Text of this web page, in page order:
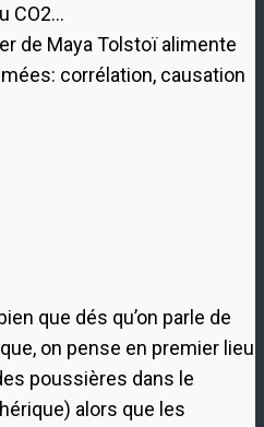
CO2…
de Maya Tolstoï alimente
corrélation, causation
que dés qu’on parle de
on pense en premier lieu
poussières dans le
alors que les